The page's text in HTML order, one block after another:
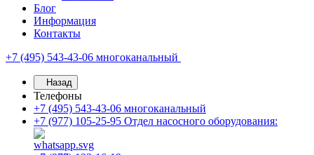
Блог
Информация
Контакты
+7 (495) 543-43-06 многоканальный
Назад
Телефоны
+7 (495) 543-43-06 многоканальный
+7 (977) 105-25-95 Отдел насосного оборудования: